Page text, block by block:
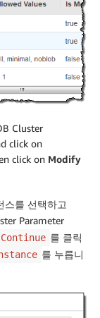
Cluster
click on
click on Modify
스를 선택하고
Parameter
Continue 를 클릭
를 누릅니